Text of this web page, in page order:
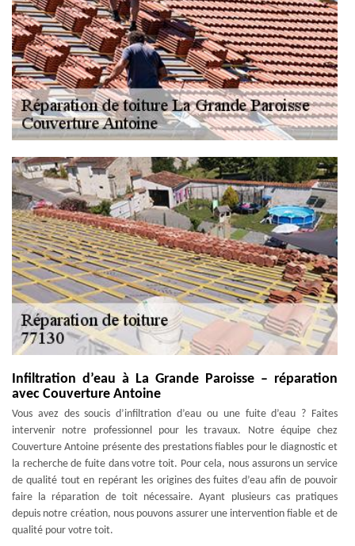
Infiltration d’eau à La Grande Paroisse – réparation
avec Couverture Antoine
Vous avez des soucis d’infiltration d’eau ou une fuite d’eau ? Faites
intervenir notre professionnel pour les travaux. Notre équipe chez
Couverture Antoine présente des prestations fiables pour le diagnostic et
la recherche de fuite dans votre toit. Pour cela, nous assurons un service
de qualité tout en repérant les origines des fuites d’eau afin de pouvoir
faire la réparation de toit nécessaire. Ayant plusieurs cas pratiques
depuis notre création, nous pouvons assurer une intervention fiable et de
qualité pour votre toit.